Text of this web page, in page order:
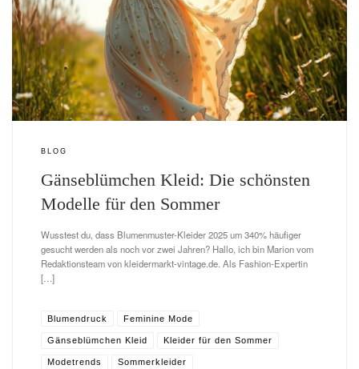
BLOG
Gänseblümchen Kleid: Die schönsten
Modelle für den Sommer
Wusstest du, dass Blumenmuster-Kleider 2025 um 340% häufiger
gesucht werden als noch vor zwei Jahren? Hallo, ich bin Marion vom
Redaktionsteam von kleidermarkt-vintage.de. Als Fashion-Expertin
[…]
Blumendruck Feminine Mode
Gänseblümchen Kleid Kleider für den Sommer
Modetrends Sommerkleider